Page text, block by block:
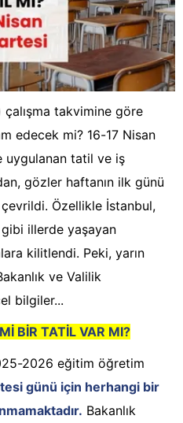
çalışma takvimine göre
edecek mi? 16-17 Nisan
uygulanan tatil ve iş
gözler haftanın ilk günü
Özellikle İstanbul,
illerde yaşayan
kilitlendi. Peki, yarın
ve Valilik
bilgiler...
BİR TATİL VAR MI?
2026 eğitim öğretim
günü için herhangi bir
Bakanlık